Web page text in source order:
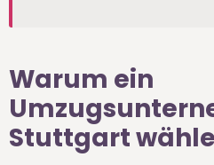
Warum ein
Stuttgart